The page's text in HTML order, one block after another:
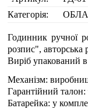
Категорія:
Годинник ручної
розпис", авторська
Виріб упакований
Механізм:
Гарантійний талон:
Батарейка: у